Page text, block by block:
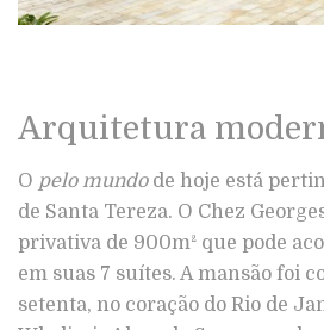
Arquitetura
O pelo mundode hoje está
de Santa Tereza. O Chez
privativa de 900m² que pode
em suas 7 suítes. A mansão foi
setenta, no coração do Rio de